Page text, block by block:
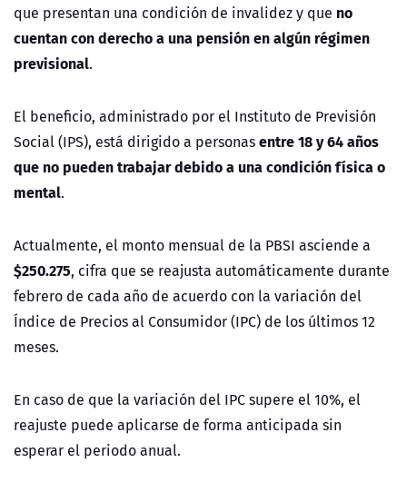
que presentan una condición de invalidez y que no
cuentan con derecho a una pensión en algún régimen
previsional.
El beneficio, administrado por el Instituto de Previsión
Social (IPS), está dirigido a personasentre 18 y 64 años
que no pueden trabajar debido a una condición física o
mental.
Actualmente, el monto mensual de la PBSI asciende a
$250.275, cifra que se reajusta automáticamente durante
febrero de cada año de acuerdo con la variación del
Índice de Precios al Consumidor (IPC) de los últimos 12
meses.
En caso de que la variación del IPC supere el 10%, el
reajuste puede aplicarse de forma anticipada sin
esperar el periodo anual.